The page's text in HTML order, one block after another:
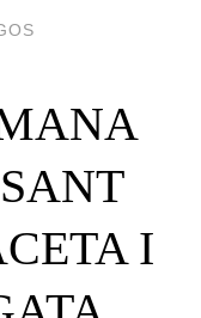
I